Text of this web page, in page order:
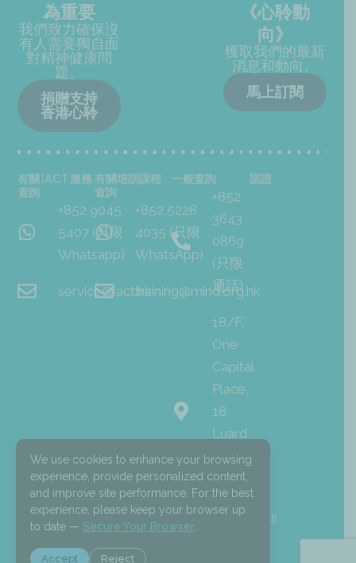
為重要
我們致力確保沒
有人需要獨自面
對精神健康問
題。
捐贈支持
香港心聆
《心聆動
向》
獲取我們的最新
消息和動向。
馬上訂閱
有關 iACT 服務
查詢
+852 9045
5407 (只限
Whatsapp)
service@iact.hk
有關培訓課程
查詢
+852 5228
4035 (只限
WhatsApp)
training@mind.org.hk
一般查詢
+852
3643
0869
(只限
通話)
18/F,
One
Capital
Place,
18
Luard
Road,
Wan
Chai
認證
I
n
s
F
a
c
L
i
n
© 2026 Mind HK. All
Rights Reserved.
We use cookies to enhance your browsing
experience, provide personalized content,
and improve site performance. For the best
experience, please keep your browser up
to date — Secure Your Browser
Accept Reject